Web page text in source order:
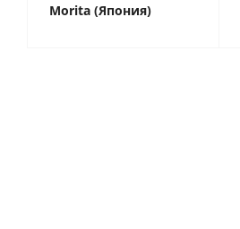
Morita (Япония)